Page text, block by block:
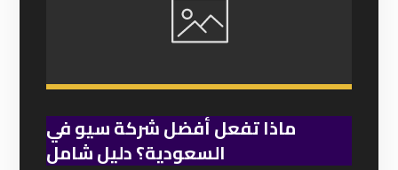
ماذا تفعل أفضل شركة سيو في
السعودية؟ دليل شامل